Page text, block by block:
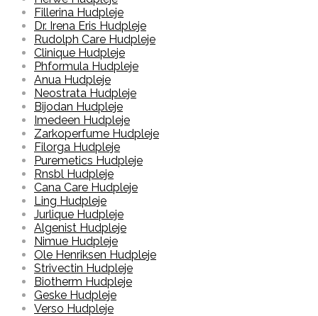
Fillerina Hudpleje
Dr. Irena Eris Hudpleje
Rudolph Care Hudpleje
Clinique Hudpleje
Phformula Hudpleje
Anua Hudpleje
Neostrata Hudpleje
Bijodan Hudpleje
Imedeen Hudpleje
Zarkoperfume Hudpleje
Filorga Hudpleje
Puremetics Hudpleje
Rnsbl Hudpleje
Cana Care Hudpleje
Ling Hudpleje
Jurlique Hudpleje
Algenist Hudpleje
Nimue Hudpleje
Ole Henriksen Hudpleje
Strivectin Hudpleje
Biotherm Hudpleje
Geske Hudpleje
Verso Hudpleje